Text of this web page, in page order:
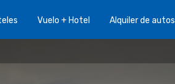
Vuelo + Hotel Alquiler de autos